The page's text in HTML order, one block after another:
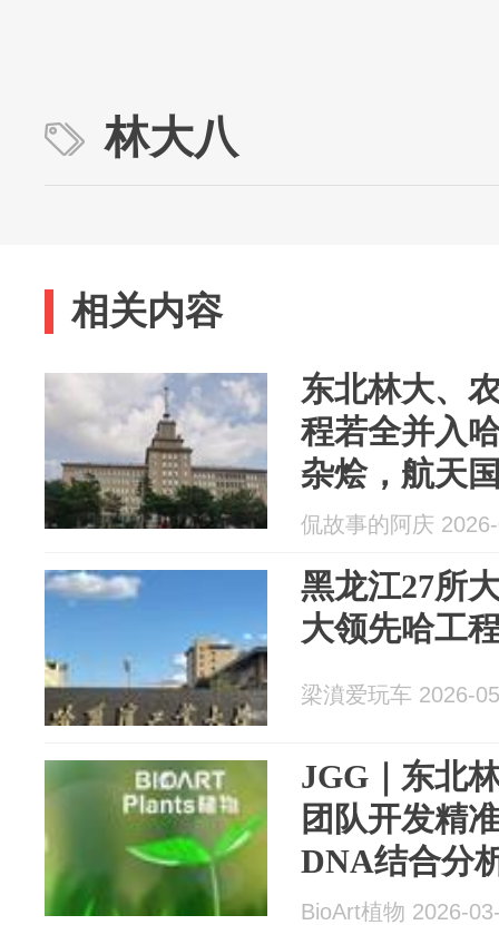
林大八
相关内容
东北林大、
程若全并入
杂烩，航天
侃故事的阿庆
黑龙江27所
大领先哈工
梁濆爱玩车 2026-
JGG｜东北
团队开发精
DNA结合分
BioArt植物 2026-